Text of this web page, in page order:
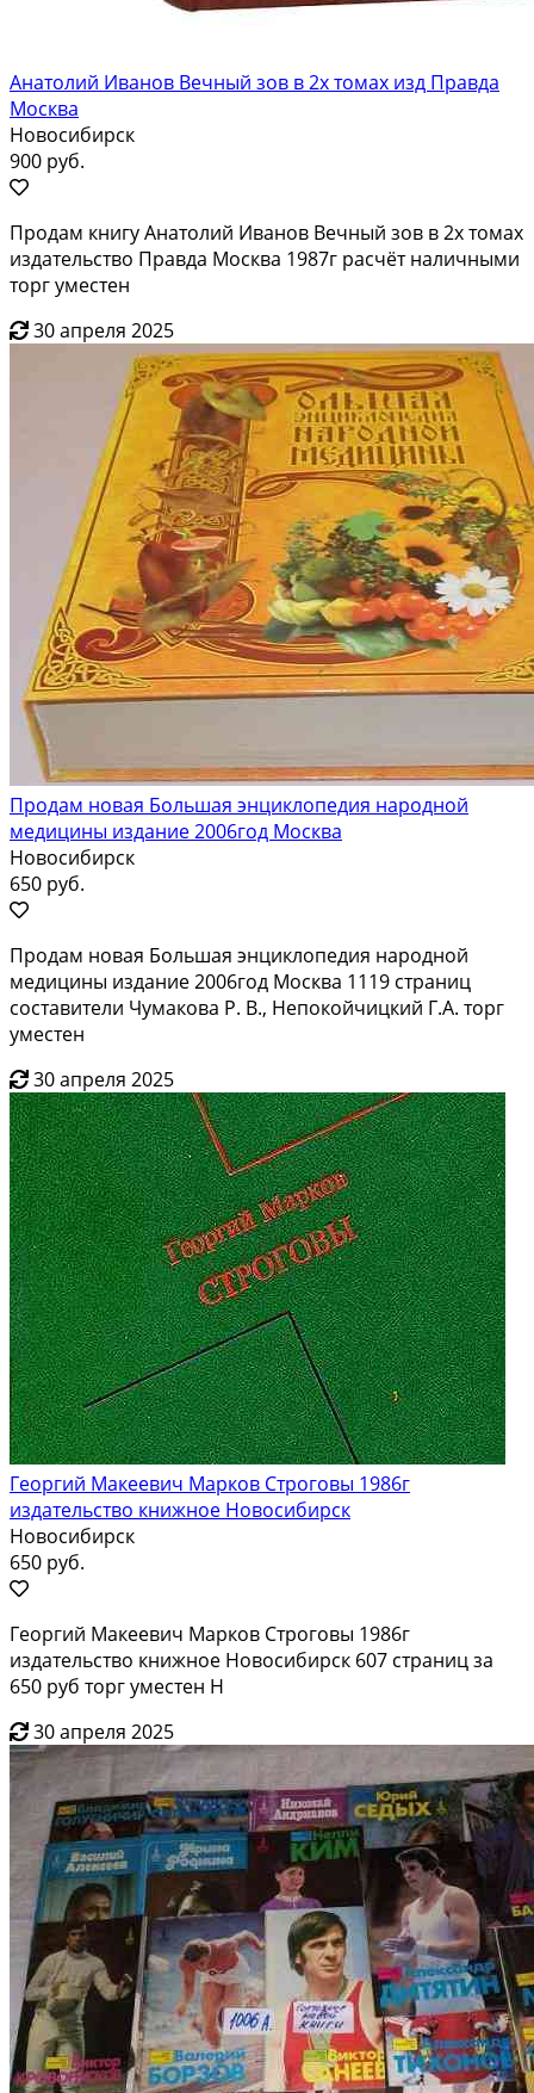
Анатолий Иванов Вечный зов в 2х томах изд Правда
Москва
Новосибирск
900 руб.
Продам книгу Анатолий Иванов Вечный зов в 2х томах
издательство Правда Москва 1987г расчёт наличными
торг уместен
30 апреля 2025
Продам новая Большая энциклопедия народной
медицины издание 2006год Москва
Новосибирск
650 руб.
Продам новая Большая энциклопедия народной
медицины издание 2006год Москва 1119 страниц
составители Чумакова Р. В., Непокойчицкий Г.А. торг
уместен
30 апреля 2025
Георгий Макеевич Марков Строговы 1986г
издательство книжное Новосибирск
Новосибирск
650 руб.
Георгий Макеевич Марков Строговы 1986г
издательство книжное Новосибирск 607 страниц за
650 руб торг уместен Н
30 апреля 2025